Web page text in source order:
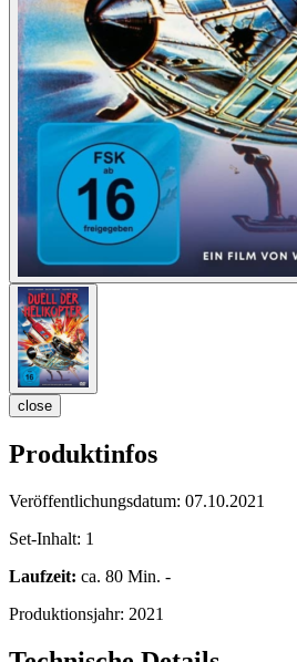
close
Produktinfos
Veröffentlichungsdatum: 07.10.2021
Set-Inhalt: 1
Laufzeit: ca. 80 Min. -
Produktionsjahr: 2021